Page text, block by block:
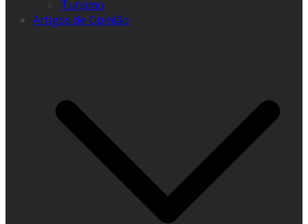
Turismo
Artigos de Opinião